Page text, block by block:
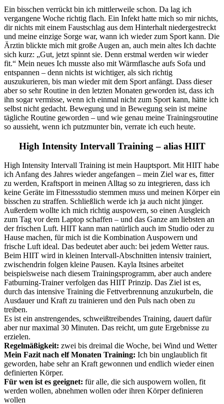
Ein bisschen verrückt bin ich mittlerweile schon. Da lag ich
vergangene Woche richtig flach. Ein Infekt hatte mich so mir nichts,
dir nichts mit einem Faustschlag aus dem Hinterhalt niedergestreckt
und meine einzige Sorge war, wann ich wieder zum Sport kann. Die
Ärztin blickte mich mit große Augen an, auch mein altes Ich dachte
sich kurz: „Gut, jetzt spinnt sie. Denn erstmal werden wir wieder
fit.“ Mein neues Ich musste also mit Wärmflasche aufs Sofa und
entspannen – denn nichts ist wichtiger, als sich richtig
auszukurieren, bis man wieder mit dem Sport anfängt. Dass dieser
aber so sehr Routine in den letzten Monaten geworden ist, dass ich
ihn sogar vermisse, wenn ich einmal nicht zum Sport kann, hätte ich
selbst nicht gedacht. Bewegung und in Bewegung sein ist meine
tägliche Routine geworden – und wie genau meine Trainingsroutine
so aussieht, wenn ich putzmunter bin, verrate ich euch heute.
High Intensity Intervall Training – alias HIIT
High Intensity Intervall Training ist mein Hauptsport. Mit HIIT habe
ich Anfang des Jahres wieder angefangen – mein Ziel war es, fitter
zu werden, Kraftsport in meinen Alltag so zu integrieren, dass ich
keine Geräte im Fitnessstudio stemmen muss und meinen Körper ein
bisschen zu straffen. Schließlich werde ich ja auch nicht jünger.
Außerdem wollte ich mich richtig auspowern, so einen Ausgleich
zum Tag vor dem Laptop schaffen – und das Ganze am liebsten an
der frischen Luft. HIIT kann man natürlich auch im Studio oder zu
Hause machen, für mich ist die Kombination Auspowern und
frische Luft ideal. Das bedeutet aber auch: bei jedem Wetter raus.
Beim HIIT wird in kleinen Intervall-Abschnitten intensiv trainiert,
zwischendrin folgen kleine Pausen. Kayla Itsines arbeitet
beispielsweise nach diesem Trainingsprogramm, aber auch andere
Fatburning-Trainer verfolgen das HIIT Prinzip. Das Ziel ist es,
durch das intensive Training die Fettverbrennung anzukurbeln, die
Ausdauer und Kraft zu trainieren und den Puls nach oben zu
treiben.
Es ist ein anstrengendes, schweißtreibendes Training, dauert dafür
aber nur maximal 30 Minuten. Das reicht, um gute Ergebnisse zu
erzielen.
Regelmäßigkeit: zwei bis dreimal die Woche, bei Wind und Wetter
Mein Fazit nach elf Monaten Training: Ich bin unglaublich fit
geworden, habe sehr an Kraft gewonnen und endlich wieder einen
definierten Körper.
Für wen ist es geeignet: für alle, die sich auspowern wollen, fit
werden wollen, abnehmen wollen oder ihren Körper definieren
wollen